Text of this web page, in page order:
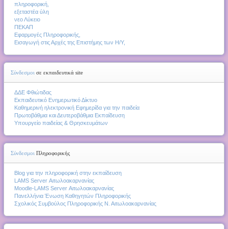
πληροφορική,
εξεταστέα ύλη
νεο Λύκειο
ΠΕΚΑΠ
Εφαρμογές Πληροφορικής,
Εισαγωγή στις Αρχές της Επιστήμης των Η/Υ,
Σύνδεσμοι σε εκπαιδευτικά site
ΔΔΕ Φθιώτιδας
Εκπαιδευτικό Ενημερωτικό Δίκτυο
Καθημερινή ηλεκτρονική Εφημερίδα για την παιδεία
Πρωτοβάθμια και Δευτεροβάθμια Εκπαίδευση
Υπουργείο παιδείας & Θρησκευμάτων
Σύνδεσμοι Πληροφορικής
Blog για την πληροφορική στην εκπαίδευση
LAMS Server Αιτωλοακαρνανίας
Moodle-LAMS Server Αιτωλοακαρνανίας
Πανελλήνια Ένωση Καθηγητών Πληροφορικής
Σχολικός Συμβούλος Πληροφορικής Ν. Αιτωλοακαρνανίας